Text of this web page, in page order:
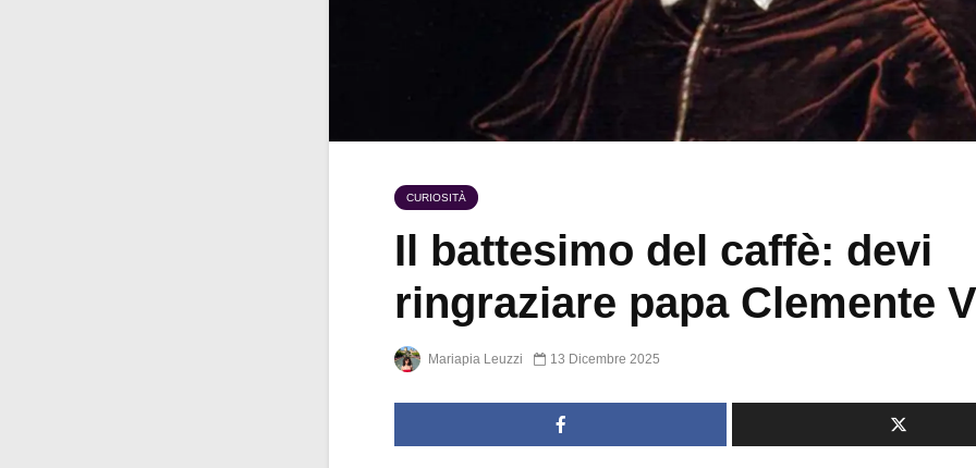
CURIOSITÀ
Il battesimo del caffè: devi
ringraziare papa Clemente
Mariapia Leuzzi 13 Dicembre 2025